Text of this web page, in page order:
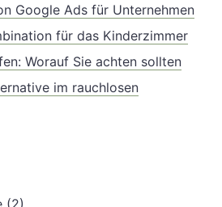
Google Ads für Unternehmen
für das Kinderzimmer
Worauf Sie achten sollten
im rauchlosen
(2)